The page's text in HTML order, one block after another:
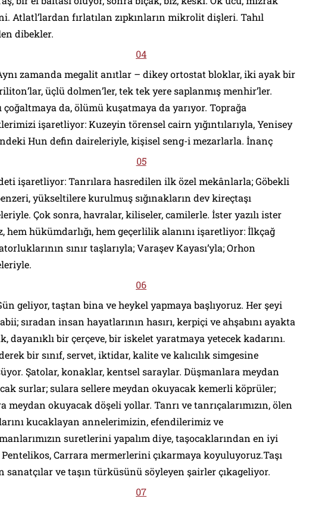
Atlatl’lardan fırlatılan zıpkınların mikrolit dişleri. Tahıl
dibekler.
zamanda megalit anıtlar – dikeyortostatbloklar, iki ayak bir
’lar, üçlü dolmen’ler, tek tek yere saplanmışmenhir’ler.
çoğaltmaya da, ölümü kuşatmaya da yarıyor. Toprağa
işaretliyor: Kuzeyin törensel cairn yığıntılarıyla, Yenisey
Hun defin daireleriyle, kişisel seng-i mezarlarla. İnanç
işaretliyor: Tanrılara hasredilen ilk özel mekânlarla; Göbekli
yükseltilere kurulmuş sığınakların dev kireçtaşı
Çok sonra, havralar, kiliseler, camilerle. İster yazılı ister
hem hükümdarlığı, hem geçerlilik alanını işaretliyor: İlkçağ
sınır taşlarıyla; Varaşev Kayası’yla; Orhon
taştan bina ve heykel yapmaya başlıyoruz. Her şeyi
sıradan insan hayatlarının hasırı, kerpiçi ve ahşabını ayakta
dayanıklı bir çerçeve, bir iskelet yaratmaya yetecek kadarını.
bir sınıf, servet, iktidar, kalite ve kalıcılık simgesine
Şatolar, konaklar, kentsel saraylar. Düşmanlara meydan
surlar; sulara sellere meydan okuyacak kemerli köprüler;
meydan okuyacak döşeli yollar. Tanrı ve tanrıçalarımızın, ölen
kucaklayan annelerimizin, efendilerimiz ve
suretlerini yapalım diye, taşocaklarından en iyi
Pentelikos, Carrara mermerlerini çıkarmaya koyuluyoruz.Taşı
sanatçılar ve taşın türküsünü söyleyen şairler çıkageliyor.